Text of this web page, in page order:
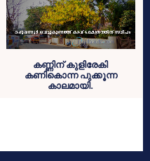
കണ്ണിന് കുളിരേകി
കണികൊന്ന പുക്കൂന്ന
കാലമായി.